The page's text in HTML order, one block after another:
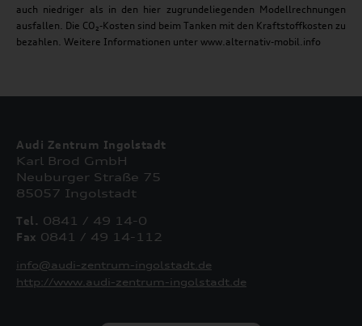
auch niedriger als in den hier zugrundeliegenden Modellrechnungen
ausfallen. Die CO₂-Kosten sind beim Tanken mit den Kraftstoffkosten zu
bezahlen. Weitere Informationen unter www.alternativ-mobil.info
Audi Zentrum Ingolstadt
Karl Brod GmbH
Neuburger Straße 75
85057 Ingolstadt
Tel. 0841 / 49 14-0
Fax 0841 / 49 14-112
info@audi-zentrum-ingolstadt.de
http://www.audi-zentrum-ingolstadt.de